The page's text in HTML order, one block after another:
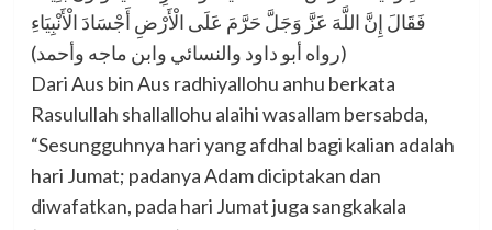
فَقَالَ إِنَّ اللَّهَ عَزَّ وَجَلَّ حَرَّمَ عَلَى الْأَرْضِ أَجْسَادَ الْأَنْبِيَاءِ
(رواه أبو داود والنسائي وابن ماجه وأحمد)
Dari Aus bin Aus radhiyallohu anhu berkata
Rasulullah shallallohu alaihi wasallam bersabda,
“Sesungguhnya hari yang afdhal bagi kalian adalah
hari Jumat; padanya Adam diciptakan dan
diwafatkan, pada hari Jumat juga sangkakala